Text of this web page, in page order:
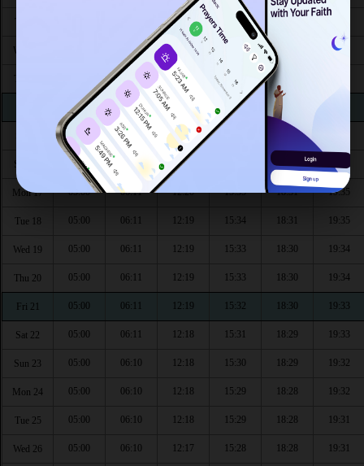
12:21 15:39 18:33
Wed 12 06:11 12:21 15:38 18:33 19:37
06:11 12:20 15:37 18:32
05:00 06:11 15:37 18:32
05:00 06:11 12:20
Sun 16 05:00 06:11 12:20 18:31
Mon 17 05:00 06:11 12:20 15:35 18:31 19:35
Tue 18 05:00 06:11 12:19 15:34 18:31 19:35
Wed 19 05:00 06:11 12:19 15:33 18:30 19:34
Thu 20 05:00 06:11 12:19 15:33 18:30 19:34
Fri 21 05:00 06:11 12:19 15:32 18:30 19:33
Sat 22 05:00 06:11 12:18 15:31 18:29 19:33
Sun 23 05:00 06:10 12:18 15:30 18:29 19:32
Mon 24 05:00 06:10 12:18 15:29 18:28 19:32
Tue 25 05:00 06:10 12:18 15:29 18:28 19:31
Wed 26 05:00 06:10 12:17 15:28 18:28 19:31